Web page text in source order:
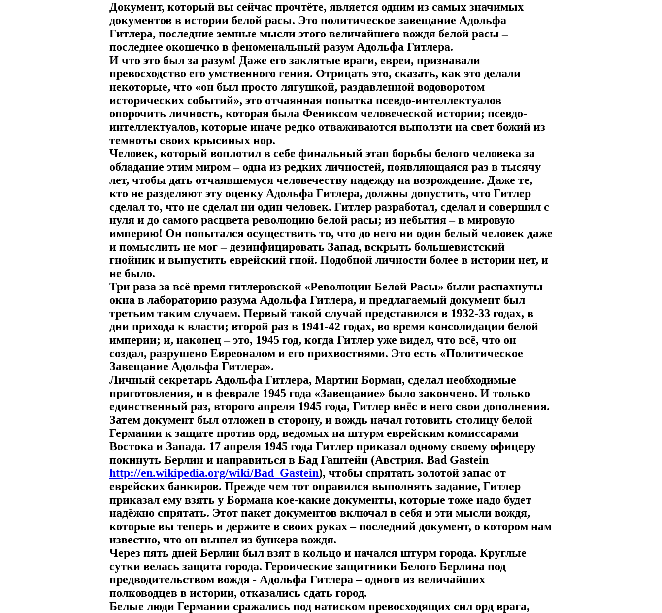
Документ, который вы сейчас прочтёте, является одним из самых значимых
документов в истории белой расы. Это политическое завещание Адольфа
Гитлера, последние земные мысли этого величайшего вождя белой расы –
последнее окошечко в феноменальный разум Адольфа Гитлера.
И что это был за разум! Даже его заклятые враги, евреи, признавали
превосходство его умственного гения. Отрицать это, сказать, как это делали
некоторые, что «он был просто лягушкой, раздавленной водоворотом
исторических событий», это отчаянная попытка псевдо-интеллектуалов
опорочить личность, которая была Фениксом человеческой истории; псевдо-
интеллектуалов, которые иначе редко отваживаются выползти на свет божий из
темноты своих крысиных нор.
Человек, который воплотил в себе финальный этап борьбы белого человека за
обладание этим миром – одна из редких личностей, появляющаяся раз в тысячу
лет, чтобы дать отчаявшемуся человечеству надежду на возрождение. Даже те,
кто не разделяют эту оценку Адольфа Гитлера, должны допустить, что Гитлер
сделал то, что не сделал ни один человек. Гитлер разработал, сделал и совершил с
нуля и до самого расцвета революцию белой расы; из небытия – в мировую
империю! Он попытался осуществить то, что до него ни один белый человек даже
и помыслить не мог – дезинфицировать Запад, вскрыть большевистский
гнойник и выпустить еврейский гной. Подобной личности более в истории нет, и
не было.
Три раза за всё время гитлеровской «Революции Белой Расы» были распахнуты
окна в лабораторию разума Адольфа Гитлера, и предлагаемый документ был
третьим таким случаем. Первый такой случай представился в 1932-33 годах, в
дни прихода к власти; второй раз в 1941-42 годах, во время консолидации белой
империи; и, наконец – это, 1945 год, когда Гитлер уже видел, что всё, что он
создал, разрушено Евреоналом и его прихвостнями. Это есть «Политическое
Завещание Адольфа Гитлера».
Личный секретарь Адольфа Гитлера, Мартин Борман, сделал необходимые
приготовления, и в феврале 1945 года «Завещание» было закончено. И только
единственный раз, второго апреля 1945 года, Гитлер внёс в него свои дополнения.
Затем документ был отложен в сторону, и вождь начал готовить столицу белой
Германии к защите против орд, ведомых на штурм еврейским комиссарами
Востока и Запада. 17 апреля 1945 года Гитлер приказал одному своему офицеру
покинуть Берлин и направиться в Бад Гаштейн (Австрия. Bad Gastein
http://en.wikipedia.org/wiki/Bad_Gastein), чтобы спрятать золотой запас от
еврейских банкиров. Прежде чем тот оправился выполнять задание, Гитлер
приказал ему взять у Бормана кое-какие документы, которые тоже надо будет
надёжно спрятать. Этот пакет документов включал в себя и эти мысли вождя,
которые вы теперь и держите в своих руках – последний документ, о котором нам
известно, что он вышел из бункера вождя.
Через пять дней Берлин был взят в кольцо и начался штурм города. Круглые
сутки велась защита города. Героические защитники Белого Берлина под
предводительством вождя - Адольфа Гитлера – одного из величайших
полководцев в истории, отказались сдать город.
Белые люди Германии сражались под натиском превосходящих сил орд врага,